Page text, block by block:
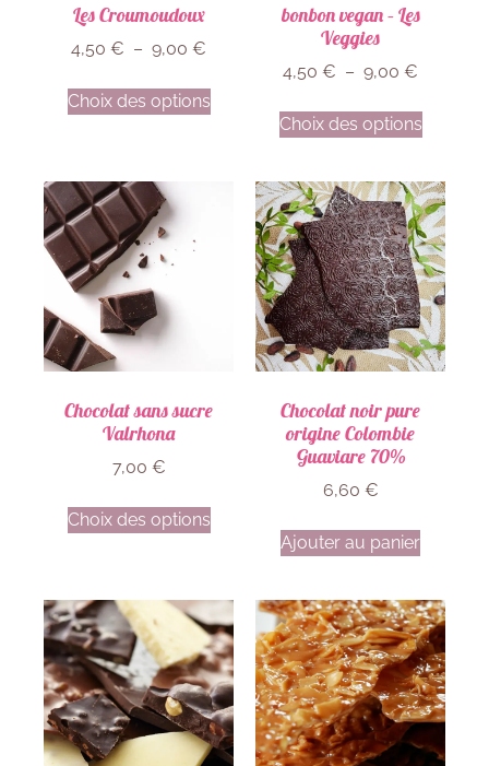
Les Croumoudoux
4,50 € – 9,00 €
Choix des options
bonbon vegan – Les
Veggies
4,50 € – 9,00 €
Choix des options
Chocolat sans sucre
Valrhona
7,00 €
Choix des options
Chocolat noir pure
origine Colombie
Guaviare 70%
6,60 €
Ajouter au panier